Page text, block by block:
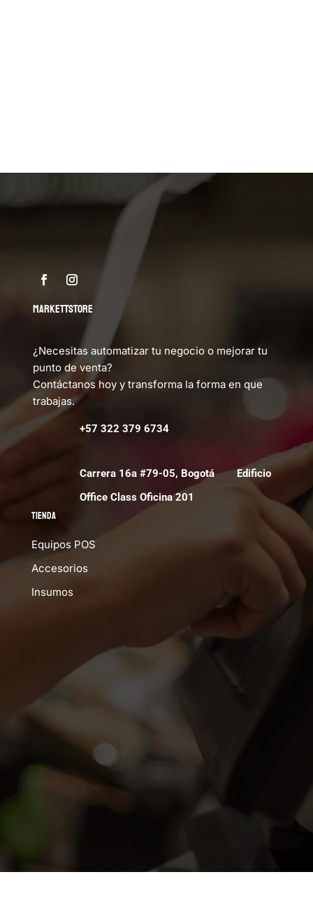
MARKETTSTORE
¿Necesitas automatizar tu negocio o mejorar tu
punto de venta?
Contáctanos hoy y transforma la forma en que
trabajas.
+57 322 379 6734
Carrera 16a #79-05, Bogotá Edificio
Office Class Oficina 201
Tienda
Equipos POS
Accesorios
Insumos